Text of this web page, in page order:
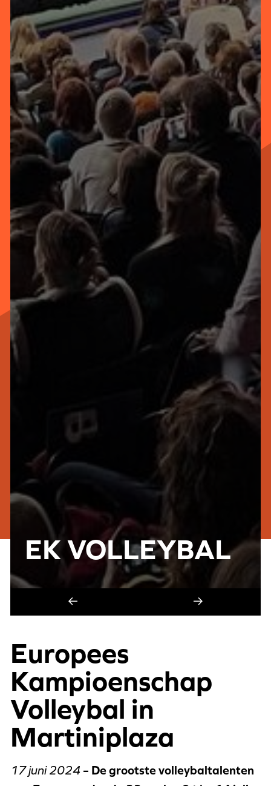
EK VOLLEYBAL
Europees
Kampioenschap
Volleybal in
Martiniplaza
17 juni 2024– De grootste volleybaltalenten